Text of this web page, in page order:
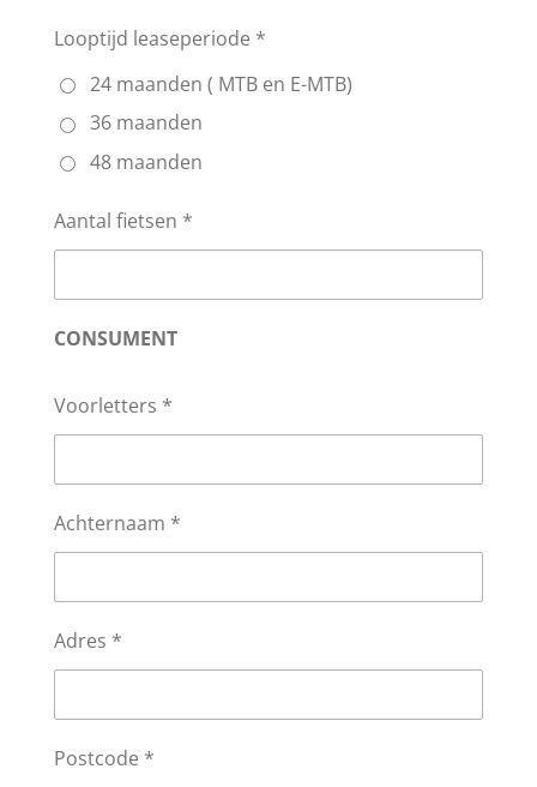
Looptijd leaseperiode *
24 maanden ( MTB en E-MTB)
36 maanden
48 maanden
Aantal fietsen *
CONSUMENT
Voorletters *
Achternaam *
Adres *
Postcode *